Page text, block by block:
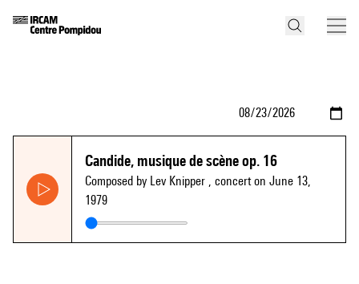
Candide, musique de scène op. 16
Composed by Lev Knipper , concert on June 13,
1979